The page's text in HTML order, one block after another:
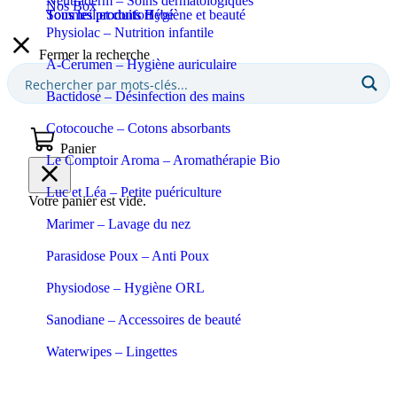
Sommeil et confort
Tous les produits Bébé
Tous les produits Hygiène et beauté
Physiolac – Nutrition infantile
A-Cerumen – Hygiène auriculaire
Bactidose – Désinfection des mains
Cotocouche – Cotons absorbants
Le Comptoir Aroma – Aromathérapie Bio
Luc et Léa – Petite puériculture
Marimer – Lavage du nez
Parasidose Poux – Anti Poux
Physiodose – Hygiène ORL
Sanodiane – Accessoires de beauté
Waterwipes – Lingettes
Nos Box
Fermer la recherche
Panier
Votre panier est vide.